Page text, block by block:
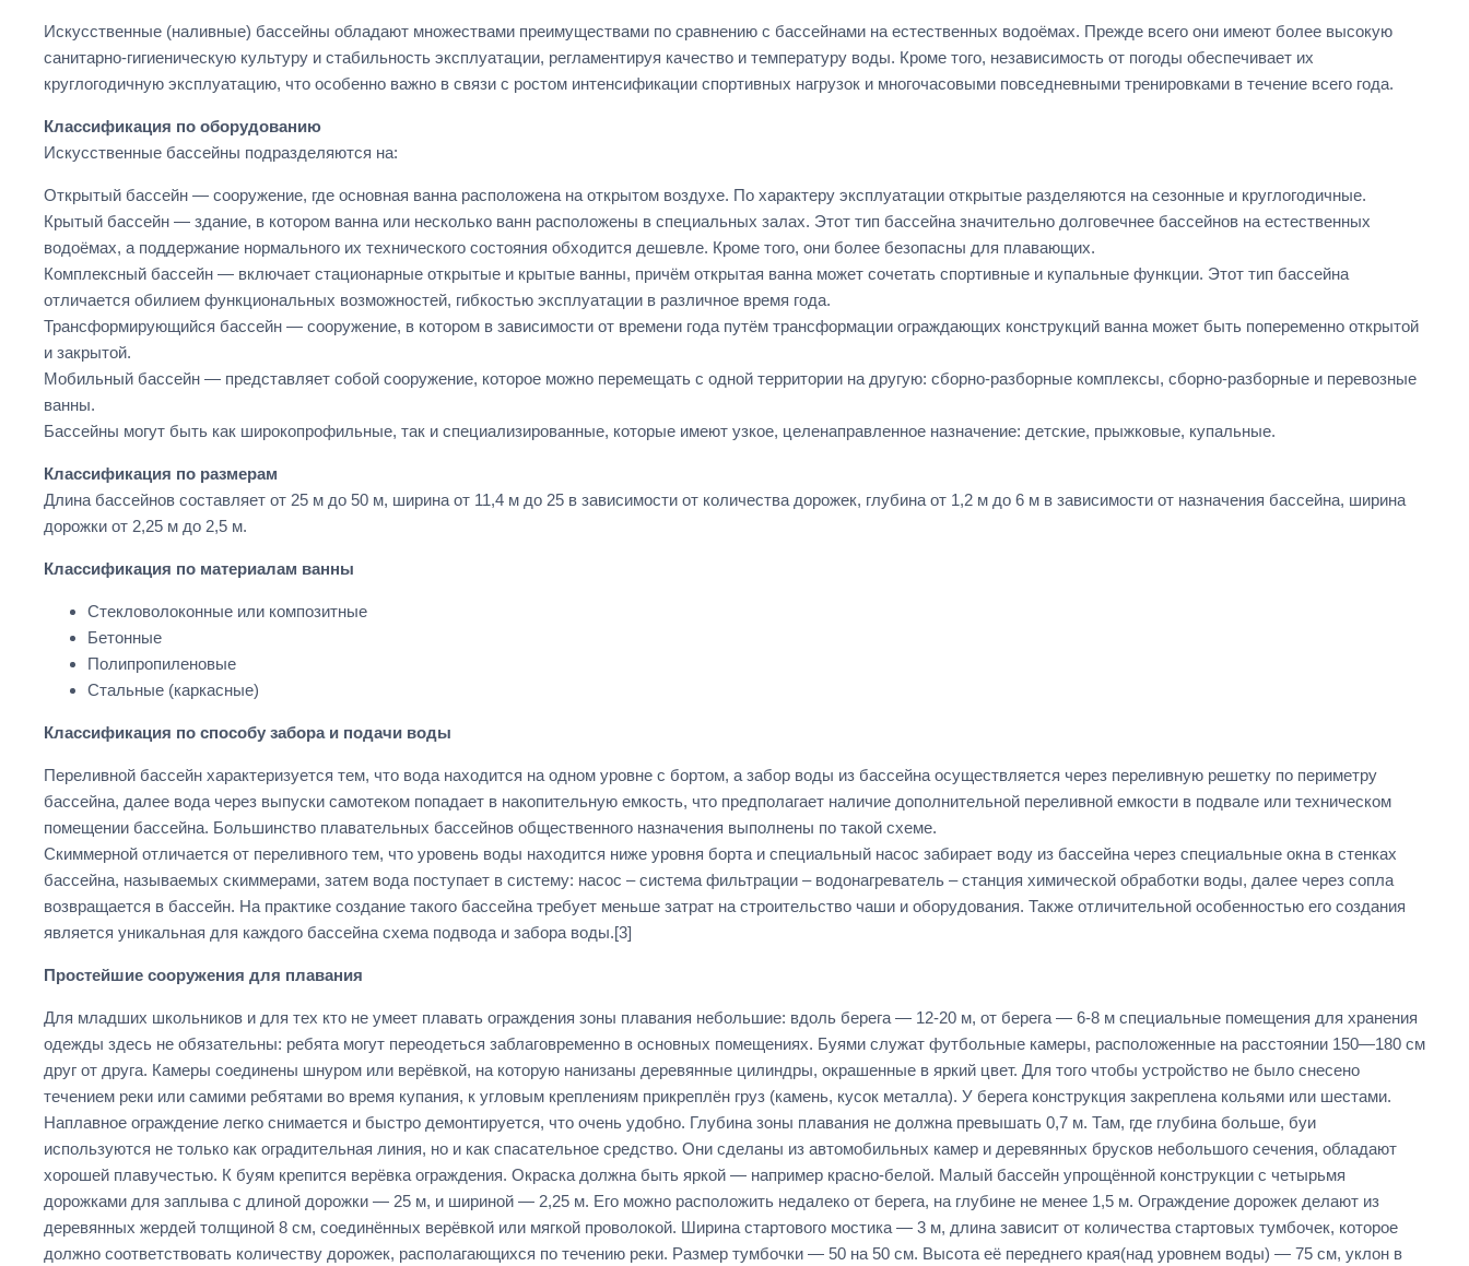
Искусственные (наливные) бассейны обладают множествами преимуществами по сравнению с бассейнами на естественных водоёмах. Прежде всего они имеют более высокую
санитарно-гигиеническую культуру и стабильность эксплуатации, регламентируя качество и температуру воды. Кроме того, независимость от погоды обеспечивает их
круглогодичную эксплуатацию, что особенно важно в связи с ростом интенсификации спортивных нагрузок и многочасовыми повседневными тренировками в течение всего года.
Классификация по оборудованию
Искусственные бассейны подразделяются на:
Открытый бассейн — сооружение, где основная ванна расположена на открытом воздухе. По характеру эксплуатации открытые разделяются на сезонные и круглогодичные.
Крытый бассейн — здание, в котором ванна или несколько ванн расположены в специальных залах. Этот тип бассейна значительно долговечнее бассейнов на естественных
водоёмах, а поддержание нормального их технического состояния обходится дешевле. Кроме того, они более безопасны для плавающих.
Комплексный бассейн — включает стационарные открытые и крытые ванны, причём открытая ванна может сочетать спортивные и купальные функции. Этот тип бассейна
отличается обилием функциональных возможностей, гибкостью эксплуатации в различное время года.
Трансформирующийся бассейн — сооружение, в котором в зависимости от времени года путём трансформации ограждающих конструкций ванна может быть попеременно открытой
и закрытой.
Мобильный бассейн — представляет собой сооружение, которое можно перемещать с одной территории на другую: сборно-разборные комплексы, сборно-разборные и перевозные
ванны.
Бассейны могут быть как широкопрофильные, так и специализированные, которые имеют узкое, целенаправленное назначение: детские, прыжковые, купальные.
Классификация по размерам
Длина бассейнов составляет от 25 м до 50 м, ширина от 11,4 м до 25 в зависимости от количества дорожек, глубина от 1,2 м до 6 м в зависимости от назначения бассейна, ширина
дорожки от 2,25 м до 2,5 м.
Классификация по материалам ванны
Стекловолоконные или композитные
Бетонные
Полипропиленовые
Стальные (каркасные)
Классификация по способу забора и подачи воды
Переливной бассейн характеризуется тем, что вода находится на одном уровне с бортом, а забор воды из бассейна осуществляется через переливную решетку по периметру
бассейна, далее вода через выпуски самотеком попадает в накопительную емкость, что предполагает наличие дополнительной переливной емкости в подвале или техническом
помещении бассейна. Большинство плавательных бассейнов общественного назначения выполнены по такой схеме.
Скиммерной отличается от переливного тем, что уровень воды находится ниже уровня борта и специальный насос забирает воду из бассейна через специальные окна в стенках
бассейна, называемых скиммерами, затем вода поступает в систему: насос – система фильтрации – водонагреватель – станция химической обработки воды, далее через сопла
возвращается в бассейн. На практике создание такого бассейна требует меньше затрат на строительство чаши и оборудования. Также отличительной особенностью его создания
является уникальная для каждого бассейна схема подвода и забора воды.[3]
Простейшие сооружения для плавания
Для младших школьников и для тех кто не умеет плавать ограждения зоны плавания небольшие: вдоль берега — 12-20 м, от берега — 6-8 м специальные помещения для хранения
одежды здесь не обязательны: ребята могут переодеться заблаговременно в основных помещениях. Буями служат футбольные камеры, расположенные на расстоянии 150—180 см
друг от друга. Камеры соединены шнуром или верёвкой, на которую нанизаны деревянные цилиндры, окрашенные в яркий цвет. Для того чтобы устройство не было снесено
течением реки или самими ребятами во время купания, к угловым креплениям прикреплён груз (камень, кусок металла). У берега конструкция закреплена кольями или шестами.
Наплавное ограждение легко снимается и быстро демонтируется, что очень удобно. Глубина зоны плавания не должна превышать 0,7 м. Там, где глубина больше, буи
используются не только как оградительная линия, но и как спасательное средство. Они сделаны из автомобильных камер и деревянных брусков небольшого сечения, обладают
хорошей плавучестью. К буям крепится верёвка ограждения. Окраска должна быть яркой — например красно-белой. Малый бассейн упрощённой конструкции с четырьмя
дорожками для заплыва с длиной дорожки — 25 м, и шириной — 2,25 м. Его можно расположить недалеко от берега, на глубине не менее 1,5 м. Ограждение дорожек делают из
деревянных жердей толщиной 8 см, соединённых верёвкой или мягкой проволокой. Ширина стартового мостика — 3 м, длина зависит от количества стартовых тумбочек, которое
должно соответствовать количеству дорожек, располагающихся по течению реки. Размер тумбочки — 50 на 50 см. Высота её переднего края(над уровнем воды) — 75 см, уклон в